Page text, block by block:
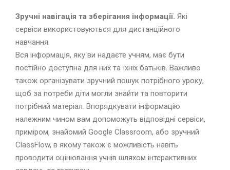
Зручні навігація та зберігання інформації. Які
сервіси використовуються для дистанційного
навчання.
Вся інформація, яку ви надаєте учням, має бути
постійно доступна для них та їхніх батьків. Важливо
також організувати зручний пошук потрібного уроку,
щоб за потреби діти могли знайти та повторити
потрібний матеріал. Впорядкувати інформацію
належним чином вам допоможуть відповідні сервіси,
приміром, знайомий Google Classroom, або зручний
ClassFlow, в якому також є можливість навіть
проводити оцінювання учнів шляхом інтерактивних